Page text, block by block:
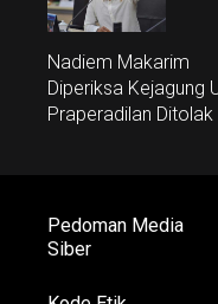
Nadiem Makarim
Diperiksa Kejagung
Praperadilan Ditolak
Pedoman Media
Siber